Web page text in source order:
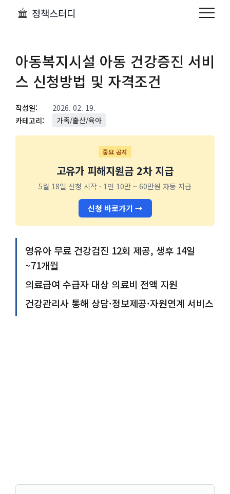
정책스터디
아동복지시설 아동 건강증진 서비
스 신청방법 및 자격조건
작성일:
2026. 02. 19.
카테고리:
가족/출산/육아
중요 공지
고유가 피해지원금 2차 지급
5월 18일 신청 시작 · 1인 10만 ~ 60만원 차등 지급
신청 바로가기 →
영유아 무료 건강검진 12회 제공, 생후 14일
~71개월
의료급여 수급자 대상 의료비 전액 지원
건강관리사 통해 상담·정보제공·자원연계 서비스